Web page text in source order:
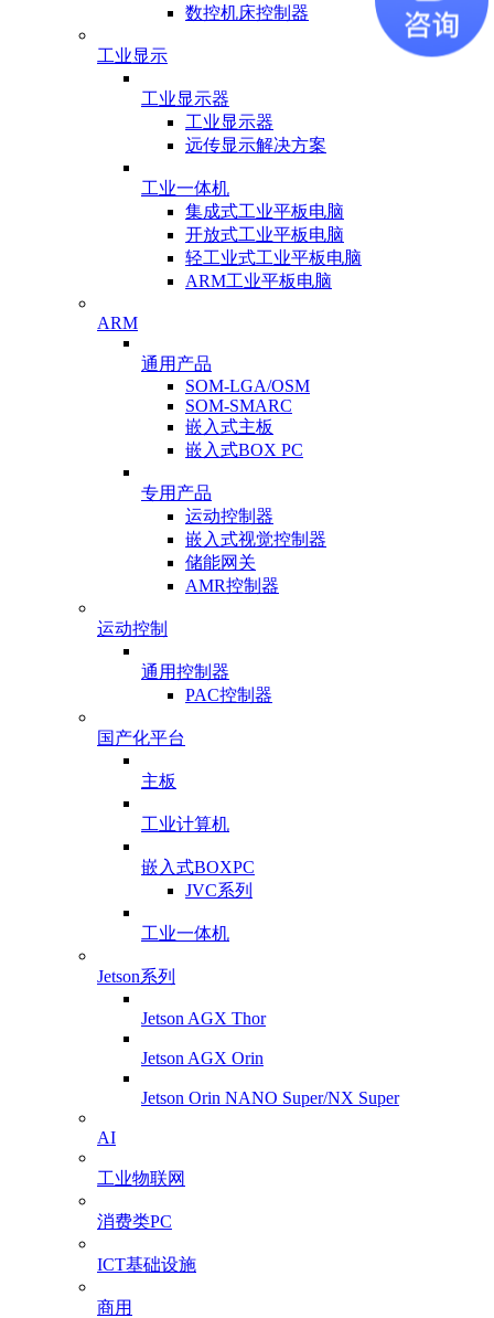
数控机床控制器
工业显示
工业显示器
工业显示器
远传显示解决方案
工业一体机
集成式工业平板电脑
开放式工业平板电脑
轻工业式工业平板电脑
ARM工业平板电脑
ARM
通用产品
SOM-LGA/OSM
SOM-SMARC
嵌入式主板
嵌入式BOX PC
专用产品
运动控制器
嵌入式视觉控制器
储能网关
AMR控制器
运动控制
通用控制器
PAC控制器
国产化平台
主板
工业计算机
嵌入式BOXPC
JVC系列
工业一体机
Jetson系列
Jetson AGX Thor
Jetson AGX Orin
Jetson Orin NANO Super/NX Super
AI
工业物联网
消费类PC
ICT基础设施
商用